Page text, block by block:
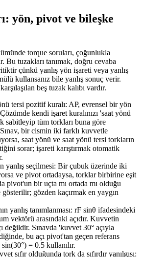
yön, pivot ve bileşke
torque soruları, çoğunlukla
Bu tuzakları tanımak, doğru cevaba
çünkü yanlış yön işareti veya yanlış
kullansanız bile yanlış sonuç verir.
beş tuzak kalıbı vardır.
tersi pozitif kuralı: AP, evrensel bir yön
kendi işaret kuralınızı 'saat yönü
sabitleyip tüm torkları buna göre
bir cismin iki farklı kuvvetle
saat yönü ve saat yönü tersi torkların
sorar; işareti karıştırmak otomatik
yanlış seçilmesi: Bir çubuk üzerinde iki
ve pivot ortadaysa, torklar birbirine eşit
pivot'un bir uçta mı ortada mı olduğu
gözden kaçırmak en yaygın
yanlış tanımlanması: rF sinθ ifadesindeki
vektörü arasındaki açıdır. Kuvvetin
değildir. Sınavda 'kuvvet 30° açıyla
bu açı pivot'tan geçen referans
= 0.5 kullanılır.
sıfır olduğunda tork da sıfırdır yanılgısı: